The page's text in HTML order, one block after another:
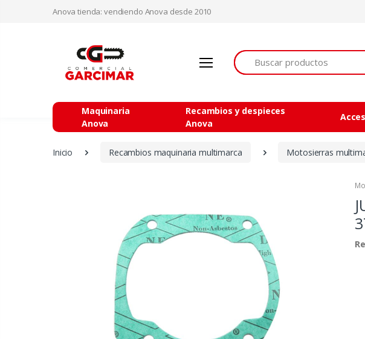
Anova tienda: vendiendo Anova desde 2010
Buscar
Maquinaria
Anova
Recambios y despieces
Anova
Inicio Recambios maquinaria multimarca Motosierras